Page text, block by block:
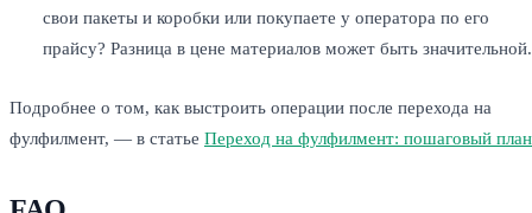
свои пакеты и коробки или покупаете у оператора по его
прайсу? Разница в цене материалов может быть значительной.
Подробнее о том, как выстроить операции после перехода на
фулфилмент, — в статье Переход на фулфилмент: пошаговый план